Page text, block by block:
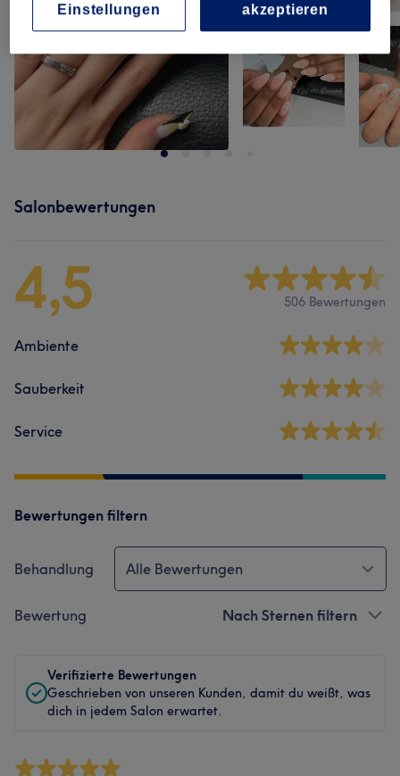
Salonbewertungen
4,5 506 Bewertungen
Ambiente
Sauberkeit
Service
Bewertungen filtern
Behandlung Alle Bewertungen
Bewertung Nach Sternen filtern
Verifizierte Bewertungen
Geschrieben von unseren Kunden, damit du weißt, was
dich in jedem Salon erwartet.
Einstellungen
akzeptieren